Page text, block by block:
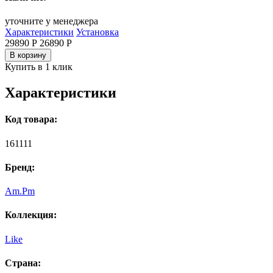
уточните у менеджера
Характеристики Установка
29890 Р 26890 Р
В корзину
Купить в 1 клик
Характеристики
Код товара:
161111
Бренд:
Am.Pm
Коллекция:
Like
Страна: